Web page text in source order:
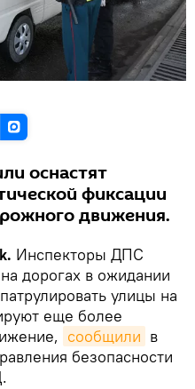
оснастят
фиксации
движения.
Инспекторы ДПС
дорогах в ожидании
улицы на
еще более
сообщили в
безопасности